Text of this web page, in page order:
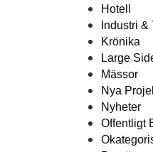
Hotell
Industri
Krönika
Large
Mässor
Nya
Nyheter
Offentligt